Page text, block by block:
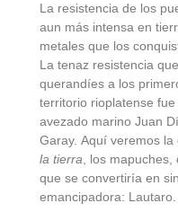
La resistencia de los
aun más intensa en
metales que los
La tenaz resistencia
querandíes a los
territorio rioplatense fue
avezado marino Juan
Garay. Aquí veremos
la tierra , los
que se convertiría en
emancipadora: Lautaro.